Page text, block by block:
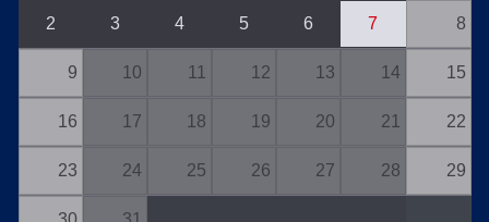
2 3 4 5 6 7 8
9 10 11 12 13 14 15
16 17 18 19 20 21 22
23 24 25 26 27 28 29